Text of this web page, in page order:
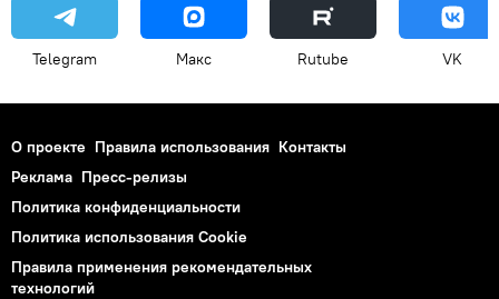
Telegram Макс Rutube VK
О проекте Правила использования Контакты
Реклама Пресс-релизы
Политика конфиденциальности
Политика использования Cookie
Правила применения рекомендательных
технологий